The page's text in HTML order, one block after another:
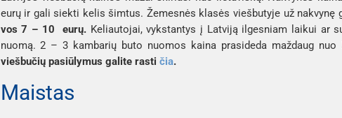
eurų ir gali siekti kelis šimtus. Žemesnės klasės viešbutyje už
vos 7 – 10 eurų.Keliautojai, vykstantys į Latviją ilgesniam laikui ar
nuomą. 2 – 3 kambarių buto nuomos kaina prasideda maždaug
viešbučių pasiūlymus galite rasti čia.
Maistas